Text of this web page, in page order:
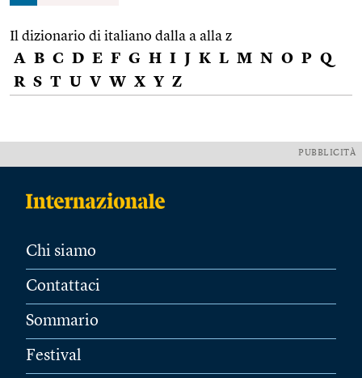
Il dizionario di italiano dalla a alla z
A B C D E F G H I J K L M N O P Q
R S T U V W X Y Z
PUBBLICITÀ
Chi siamo
Contattaci
Sommario
Festival